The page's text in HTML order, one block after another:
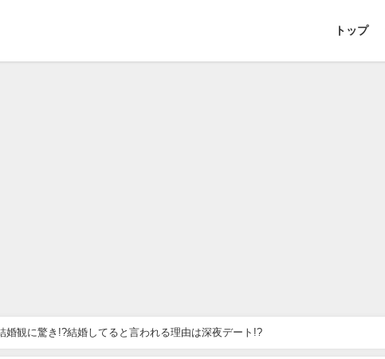
トップ
婚観に驚き!?結婚してると言われる理由は深夜デート!?